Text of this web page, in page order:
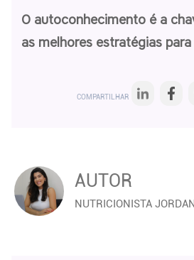
O autoconhecimento é a
as melhores estratégias
COMPARTILHAR
AUTOR
NUTRICIONISTA